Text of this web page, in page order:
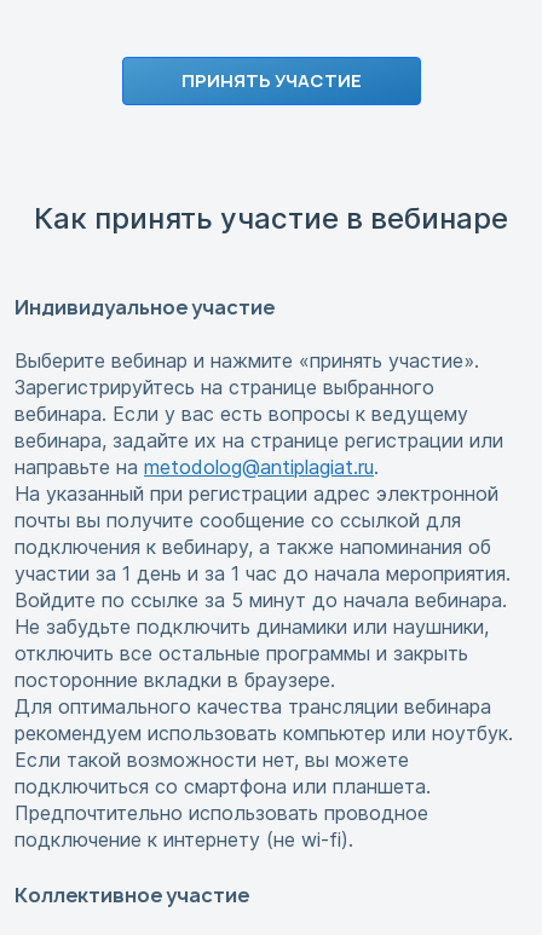
ПРИНЯТЬ УЧАСТИЕ
Как принять участие в вебинаре
Индивидуальное участие
Выберите вебинар и нажмите «принять участие».
Зарегистрируйтесь на странице выбранного
вебинара. Если у вас есть вопросы к ведущему
вебинара, задайте их на странице регистрации или
направьте на metodolog@antiplagiat.ru.
На указанный при регистрации адрес электронной
почты вы получите сообщение со ссылкой для
подключения к вебинару, а также напоминания об
участии за 1 день и за 1 час до начала мероприятия.
Войдите по ссылке за 5 минут до начала вебинара.
Не забудьте подключить динамики или наушники,
отключить все остальные программы и закрыть
посторонние вкладки в браузере.
Для оптимального качества трансляции вебинара
рекомендуем использовать компьютер или ноутбук.
Если такой возможности нет, вы можете
подключиться со смартфона или планшета.
Предпочтительно использовать проводное
подключение к интернету (не wi-fi).
Коллективное участие